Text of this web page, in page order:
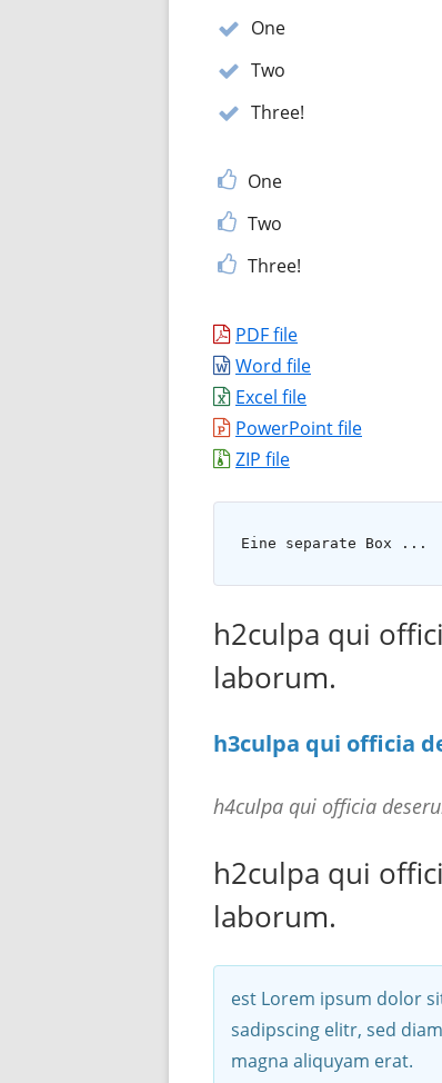
One
Two
Three!
One
Two
Three!
PDF file
Word file
Excel file
PowerPoint file
ZIP file
Eine separate Box ...
h2culpa qui
laborum.
h3culpa qui officia
h4culpa qui officia
h2culpa qui
laborum.
est Lorem ipsum dolor
sadipscing elitr, sed
magna aliquyam erat.